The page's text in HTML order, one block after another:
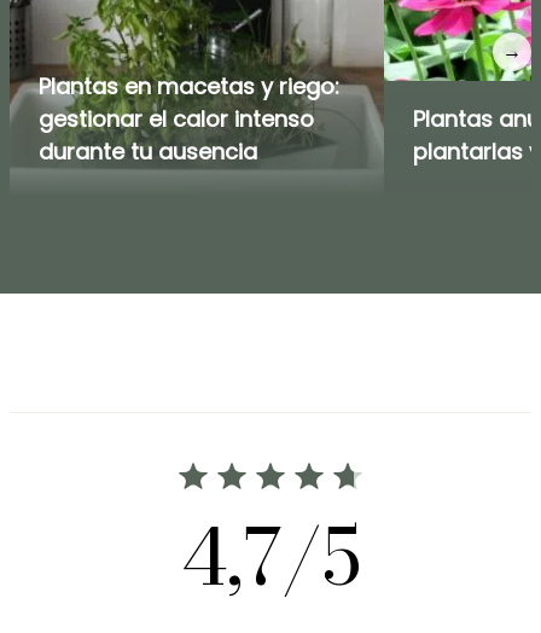
Plantas en macetas y riego:
gestionar el calor intenso
durante tu ausencia
Plantas
plantarlas
→
4,7/5